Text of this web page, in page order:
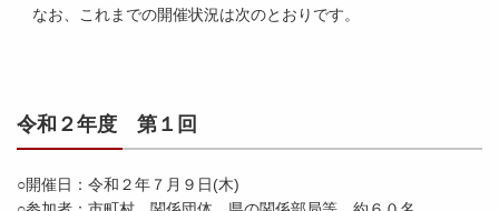
なお、これまでの開催状況は次のとおりです。
令和２年度 第１回
○開催日：令和２年７月９日(木)